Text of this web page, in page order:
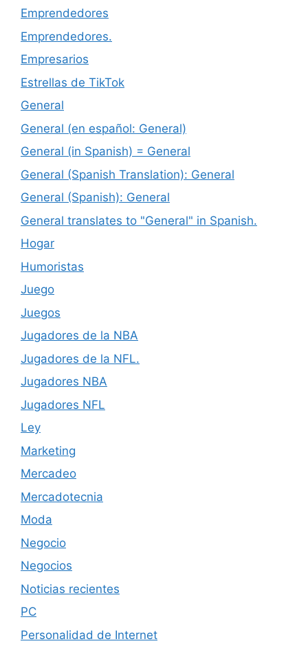
Emprendedores
Emprendedores.
Empresarios
Estrellas de TikTok
General
General (en español: General)
General (in Spanish) = General
General (Spanish Translation): General
General (Spanish): General
General translates to "General" in Spanish.
Hogar
Humoristas
Juego
Juegos
Jugadores de la NBA
Jugadores de la NFL.
Jugadores NBA
Jugadores NFL
Ley
Marketing
Mercadeo
Mercadotecnia
Moda
Negocio
Negocios
Noticias recientes
PC
Personalidad de Internet